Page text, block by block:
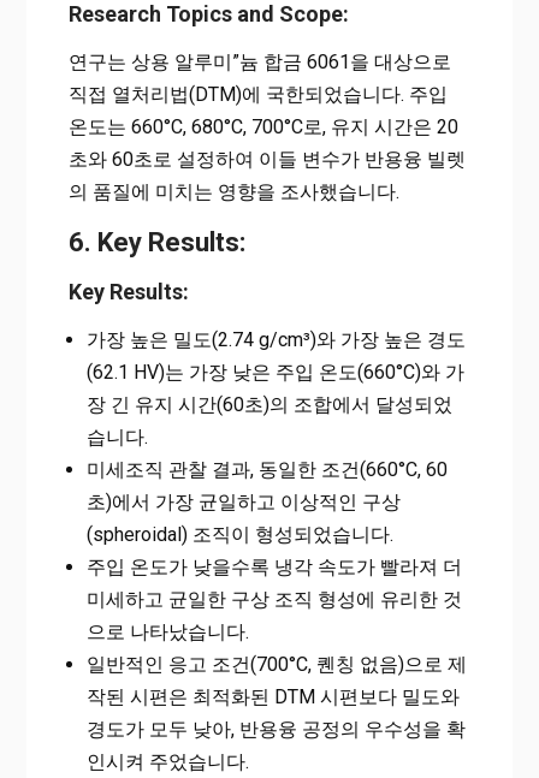
Research Topics and Scope:
연구는 상용 알루미”늄 합금 6061을 대상으로
직접 열처리법(DTM)에 국한되었습니다. 주입
온도는 660°C, 680°C, 700°C로, 유지 시간은 20
초와 60초로 설정하여 이들 변수가 반용융 빌렛
의 품질에 미치는 영향을 조사했습니다.
6. Key Results:
Key Results:
가장 높은 밀도(2.74 g/cm³)와 가장 높은 경도
(62.1 HV)는 가장 낮은 주입 온도(660°C)와 가
장 긴 유지 시간(60초)의 조합에서 달성되었
습니다.
미세조직 관찰 결과, 동일한 조건(660°C, 60
초)에서 가장 균일하고 이상적인 구상
(spheroidal) 조직이 형성되었습니다.
주입 온도가 낮을수록 냉각 속도가 빨라져 더
미세하고 균일한 구상 조직 형성에 유리한 것
으로 나타났습니다.
일반적인 응고 조건(700°C, 퀜칭 없음)으로 제
작된 시편은 최적화된 DTM 시편보다 밀도와
경도가 모두 낮아, 반용융 공정의 우수성을 확
인시켜 주었습니다.